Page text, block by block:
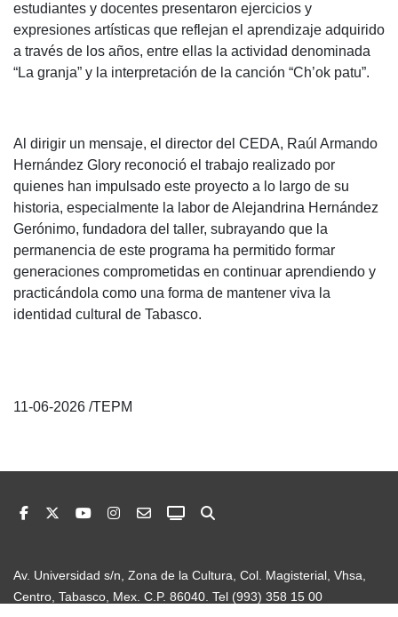
estudiantes y docentes presentaron ejercicios y
expresiones artísticas que reflejan el aprendizaje adquirido
a través de los años, entre ellas la actividad denominada
“La granja” y la interpretación de la canción “Ch’ok patu”.
Al dirigir un mensaje, el director del CEDA, Raúl Armando
Hernández Glory reconoció el trabajo realizado por
quienes han impulsado este proyecto a lo largo de su
historia, especialmente la labor de Alejandrina Hernández
Gerónimo, fundadora del taller, subrayando que la
permanencia de este programa ha permitido formar
generaciones comprometidas en continuar aprendiendo y
practicándola como una forma de mantener viva la
identidad cultural de Tabasco.
11-06-2026 /TEPM
Av. Universidad s/n, Zona de la Cultura, Col. Magisterial, Vhsa,
Centro, Tabasco, Mex. C.P. 86040. Tel (993) 358 15 00